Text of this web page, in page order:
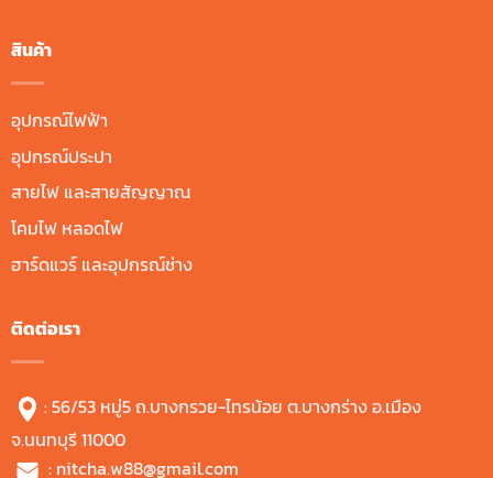
สินค้า
อุปกรณ์ไฟฟ้า
อุปกรณ์ประปา
สายไฟ และสายสัญญาณ
โคมไฟ หลอดไฟ
ฮาร์ดแวร์ และอุปกรณ์ช่าง
ติดต่อเรา
: 56/53 หมู่5 ถ.บางกรวย-ไทรน้อย ต.บางกร่าง อ.เมือง
จ.นนทบุรี 11000
: nitcha.w88@gmail.com